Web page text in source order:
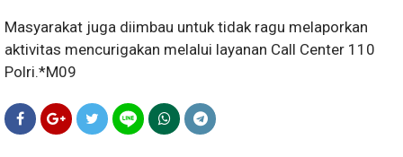
Masyarakat juga diimbau untuk tidak ragu melaporkan
aktivitas mencurigakan melalui layanan Call Center 110
Polri.*M09